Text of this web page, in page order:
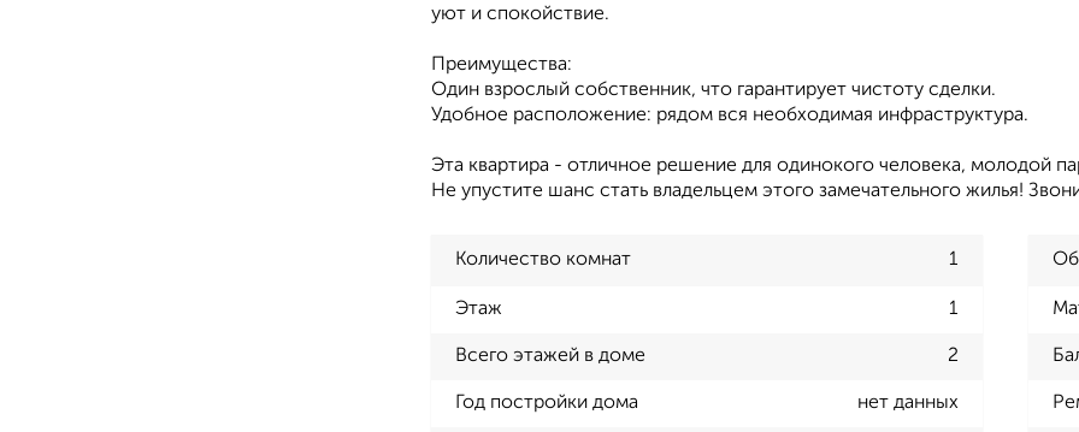
уют и спокойствие.
Преимущества:
Один взрослый собственник, что гарантирует чистоту сделки.
Удобное расположение: рядом вся необходимая инфраструктура.
Эта квартира - отличное решение для одинокого человека, молодой
Не упустите шанс стать владельцем этого замечательного жилья!
Количество комнат 1
Этаж 1
Всего этажей в доме 2
Год постройки дома нет данных